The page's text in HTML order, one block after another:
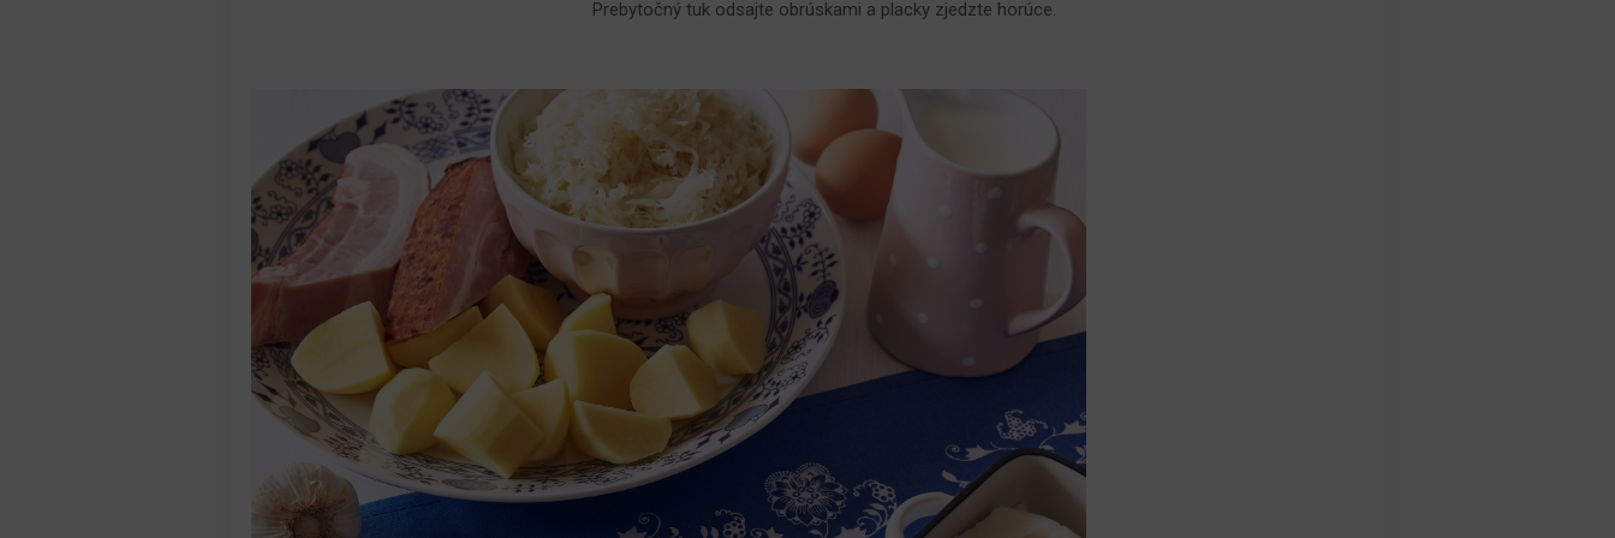
Prebytočný tuk odsajte obrúskami a placky zjedzte horúce.